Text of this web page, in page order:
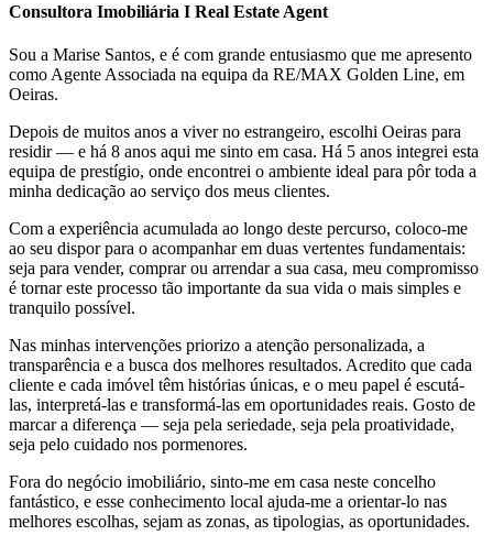
Consultora Imobiliária I Real Estate Agent
Sou a Marise Santos, e é com grande entusiasmo que me apresento
como Agente Associada na equipa da RE/MAX Golden Line, em
Oeiras.
Depois de muitos anos a viver no estrangeiro, escolhi Oeiras para
residir — e há 8 anos aqui me sinto em casa. Há 5 anos integrei esta
equipa de prestígio, onde encontrei o ambiente ideal para pôr toda a
minha dedicação ao serviço dos meus clientes.
Com a experiência acumulada ao longo deste percurso, coloco-me
ao seu dispor para o acompanhar em duas vertentes fundamentais:
seja para vender, comprar ou arrendar a sua casa, meu compromisso
é tornar este processo tão importante da sua vida o mais simples e
tranquilo possível.
Nas minhas intervenções priorizo a atenção personalizada, a
transparência e a busca dos melhores resultados. Acredito que cada
cliente e cada imóvel têm histórias únicas, e o meu papel é escutá-
las, interpretá-las e transformá-las em oportunidades reais. Gosto de
marcar a diferença — seja pela seriedade, seja pela proatividade,
seja pelo cuidado nos pormenores.
Fora do negócio imobiliário, sinto-me em casa neste concelho
fantástico, e esse conhecimento local ajuda-me a orientar-lo nas
melhores escolhas, sejam as zonas, as tipologias, as oportunidades.